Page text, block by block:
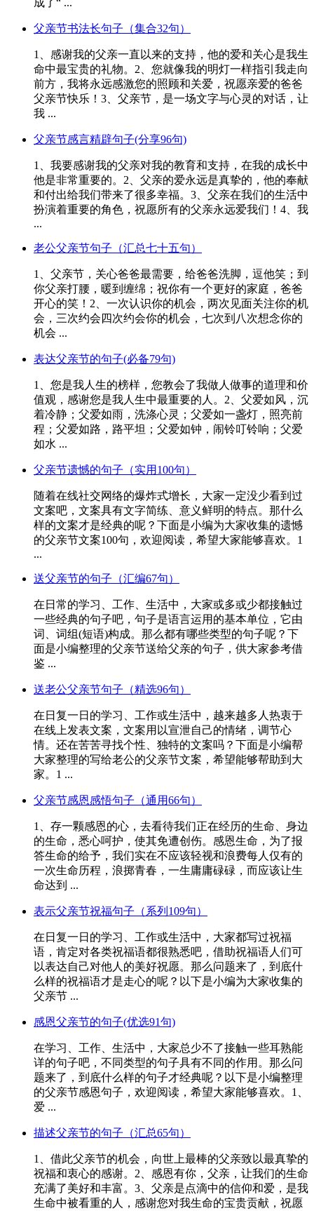
成了“ ...
父亲节书法长句子（集合32句）
1、感谢我的父亲一直以来的支持，他的爱和关心是我生
命中最宝贵的礼物。2、您就像我的明灯一样指引我走向
前方，我将永远感激您的照顾和关爱，祝愿亲爱的爸爸
父亲节快乐！3、父亲节，是一场文字与心灵的对话，让
我 ...
父亲节感言精辟句子(分享96句)
1、我要感谢我的父亲对我的教育和支持，在我的成长中
他是非常重要的。2、父亲的爱永远是真挚的，他的奉献
和付出给我们带来了很多幸福。3、父亲在我们的生活中
扮演着重要的角色，祝愿所有的父亲永远爱我们！4、我
...
老公父亲节句子（汇总七十五句）
1、父亲节，关心爸爸最需要，给爸爸洗脚，逗他笑；到
你父亲打腰，暖到缠绵；祝你有一个更好的家庭，爸爸
开心的笑！2、一次认识你的机会，两次见面关注你的机
会，三次约会四次约会你的机会，七次到八次想念你的
机会 ...
表达父亲节的句子(必备79句)
1、您是我人生的榜样，您教会了我做人做事的道理和价
值观，感谢您是我人生中最重要的人。2、父爱如风，沉
着冷静；父爱如雨，洗涤心灵；父爱如一盏灯，照亮前
程；父爱如路，路平坦；父爱如钟，闹铃叮铃响；父爱
如水 ...
父亲节遗憾的句子（实用100句）
随着在线社交网络的爆炸式增长，大家一定没少看到过
文案吧，文案具有文字简练、意义鲜明的特点。那什么
样的文案才是经典的呢？下面是小编为大家收集的遗憾
的父亲节文案100句，欢迎阅读，希望大家能够喜欢。1
...
送父亲节的句子（汇编67句）
在日常的学习、工作、生活中，大家或多或少都接触过
一些经典的句子吧，句子是语言运用的基本单位，它由
词、词组(短语)构成。那么都有哪些类型的句子呢？下
面是小编整理的父亲节送给父亲的句子，供大家参考借
鉴 ...
送老公父亲节句子（精选96句）
在日复一日的学习、工作或生活中，越来越多人热衷于
在线上发表文案，文案用以宣泄自己的情绪，调节心
情。还在苦苦寻找个性、独特的文案吗？下面是小编帮
大家整理的写给老公的父亲节文案，希望能够帮助到大
家。1 ...
父亲节感恩感悟句子（通用66句）
1、存一颗感恩的心，去看待我们正在经历的生命、身边
的生命，悉心呵护，使其免遭创伤。感恩生命，为了报
答生命的给予，我们实在不应该轻视和浪费每人仅有的
一次生命历程，浪掷青春，一生庸庸碌碌，而应该让生
命达到 ...
表示父亲节祝福句子（系列109句）
在日复一日的学习、工作或生活中，大家都写过祝福
语，肯定对各类祝福语都很熟悉吧，借助祝福语人们可
以表达自己对他人的美好祝愿。那么问题来了，到底什
么样的祝福语才是走心的呢？以下是小编为大家收集的
父亲节 ...
感恩父亲节的句子(优选91句)
在学习、工作、生活中，大家总少不了接触一些耳熟能
详的句子吧，不同类型的句子具有不同的作用。那么问
题来了，到底什么样的句子才经典呢？以下是小编整理
的父亲节感恩句子，欢迎阅读，希望大家能够喜欢。1、
爱 ...
描述父亲节的句子（汇总65句）
1、借此父亲节的机会，向世上最棒的父亲致以最真挚的
祝福和衷心的感谢。2、感恩有你，父亲，让我们的生命
充满了美好和丰富。3、父亲是点滴中的信仰和爱，是我
生命中被看重的人，感谢您对我生命的宝贵贡献，祝愿